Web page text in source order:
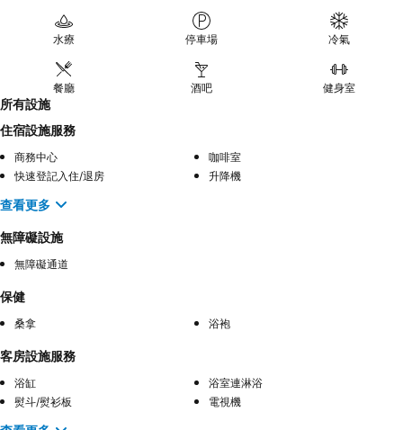
水療 停車場 冷氣
餐廳 酒吧 健身室
所有設施
住宿設施服務
商務中心
咖啡室
快速登記入住/退房
升降機
查看更多
無障礙設施
無障礙通道
保健
桑拿 浴袍
客房設施服務
浴缸
浴室連淋浴
熨斗/熨衫板
電視機